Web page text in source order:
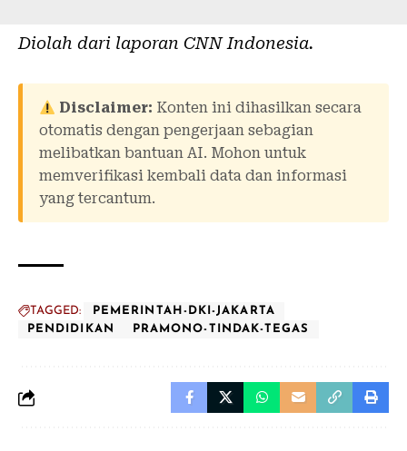
Diolah dari laporan CNN Indonesia.
Disclaimer: Konten ini dihasilkan secara
otomatis dengan pengerjaan sebagian
melibatkan bantuan AI. Mohon untuk
memverifikasi kembali data dan informasi
yang tercantum.
TAGGED:
PEMERINTAH-DKI-JAKARTA
PENDIDIKAN
PRAMONO-TINDAK-TEGAS